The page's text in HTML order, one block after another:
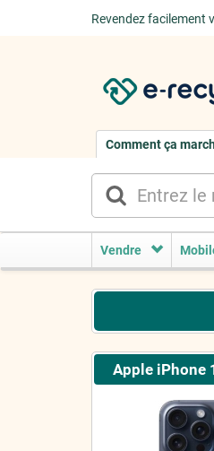
Revendez facilement
Comment ça
Vendre
Apple iPhone